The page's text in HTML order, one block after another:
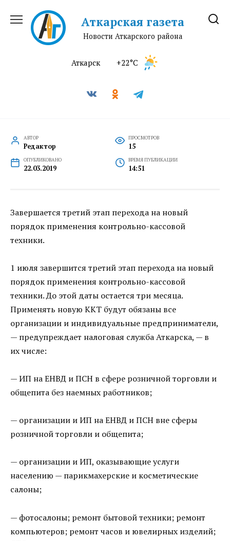
содержанию
Аткарская газета
Новости Аткарского района
Аткарск +22°C
АВТОР
Редактор
ПРОСМОТРОВ
15
ОПУБЛИКОВАНО
22.03.2019
ВРЕМЯ ПУБЛИКАЦИИ
14:51
Завершается третий этап перехода на новый
порядок применения контрольно-кассовой
техники.
1 июля завершится третий этап перехода на новый
порядок применения контрольно-кассовой
техники. До этой даты остается три месяца.
Применять новую ККТ будут обязаны все
организации и индивидуальные предприниматели,
— предупреждает налоговая служба Аткарска, — в
их числе:
— ИП на ЕНВД и ПСН в сфере розничной торговли и
общепита без наемных работников;
— организации и ИП на ЕНВД и ПСН вне сферы
розничной торговли и общепита;
— организации и ИП, оказывающие услуги
населению — парикмахерские и косметические
салоны;
— фотосалоны; ремонт бытовой техники; ремонт
компьютеров; ремонт часов и ювелирных изделий;